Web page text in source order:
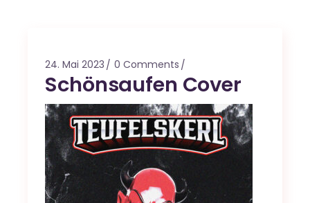
24. Mai 2023 0 Comments
Schönsaufen Cover